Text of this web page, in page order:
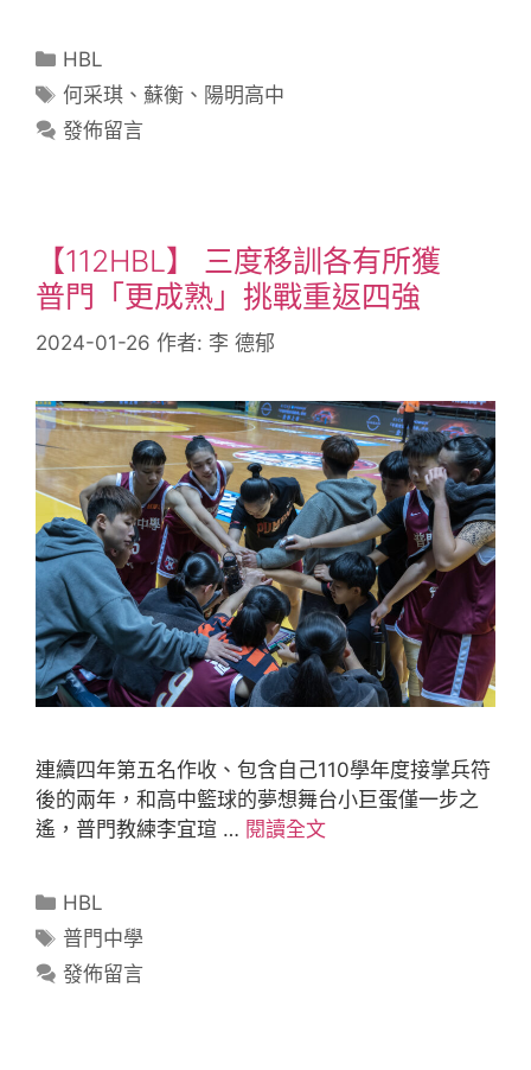
HBL
何采琪 、蘇衡 、 陽明高中
發佈留言
【112HBL】 三度移訓各有所獲
普門「更成熟」挑戰重返四強
2024-01-26 作者: 李 德郁
連續四年第五名作收、包含自己110學年度接掌兵符
後的兩年，和高中籃球的夢想舞台小巨蛋僅一步之
遙，普門教練李宜瑄 … 閱讀全文
HBL
普門中學
發佈留言